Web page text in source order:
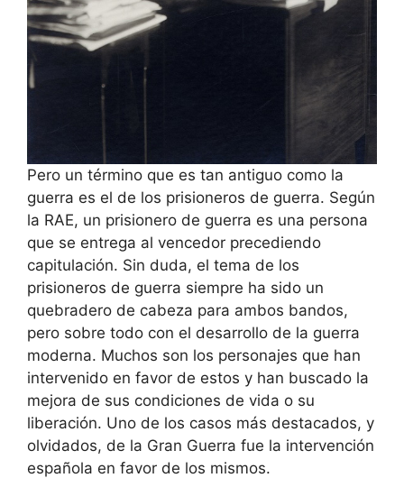
Pero un término que es tan antiguo como la
guerra es el de los prisioneros de guerra. Según
la RAE, un prisionero de guerra es una persona
que se entrega al vencedor precediendo
capitulación. Sin duda, el tema de los
prisioneros de guerra siempre ha sido un
quebradero de cabeza para ambos bandos,
pero sobre todo con el desarrollo de la guerra
moderna. Muchos son los personajes que han
intervenido en favor de estos y han buscado la
mejora de sus condiciones de vida o su
liberación. Uno de los casos más destacados, y
olvidados, de la Gran Guerra fue la intervención
española en favor de los mismos.